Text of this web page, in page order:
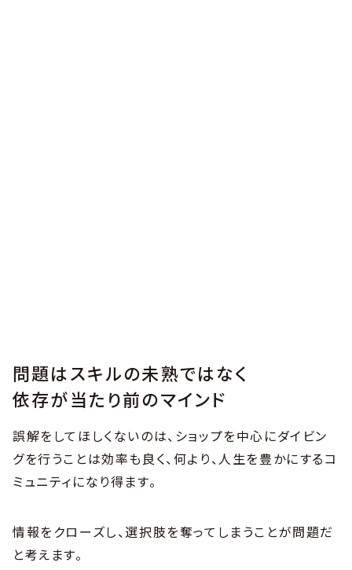
問題はスキルの未熟ではなく
依存が当たり前のマインド
誤解をしてほしくないのは、ショップを中心にダイビン
グを行うことは効率も良く、何より、人生を豊かにするコ
ミュニティになり得ます。
情報をクローズし、選択肢を奪ってしまうことが問題だ
と考えます。